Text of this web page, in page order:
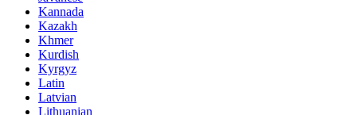
Kannada
Kazakh
Khmer
Kurdish
Kyrgyz
Latin
Latvian
Lithuanian